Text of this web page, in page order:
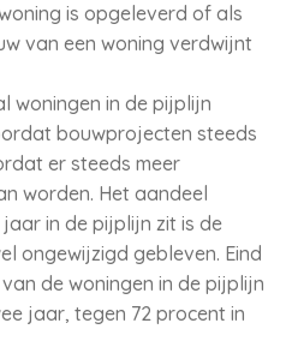
is opgeleverd of als
van een woning verdwijnt
woningen in de pijplijn
bouwprojecten steeds
er steeds meer
worden. Het aandeel
in de pijplijn zit is de
ongewijzigd gebleven. Eind
de woningen in de pijplijn
jaar, tegen 72 procent in